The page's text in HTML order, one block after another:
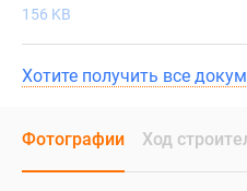
156 KB
Хотите получить все
Фотографии Ход